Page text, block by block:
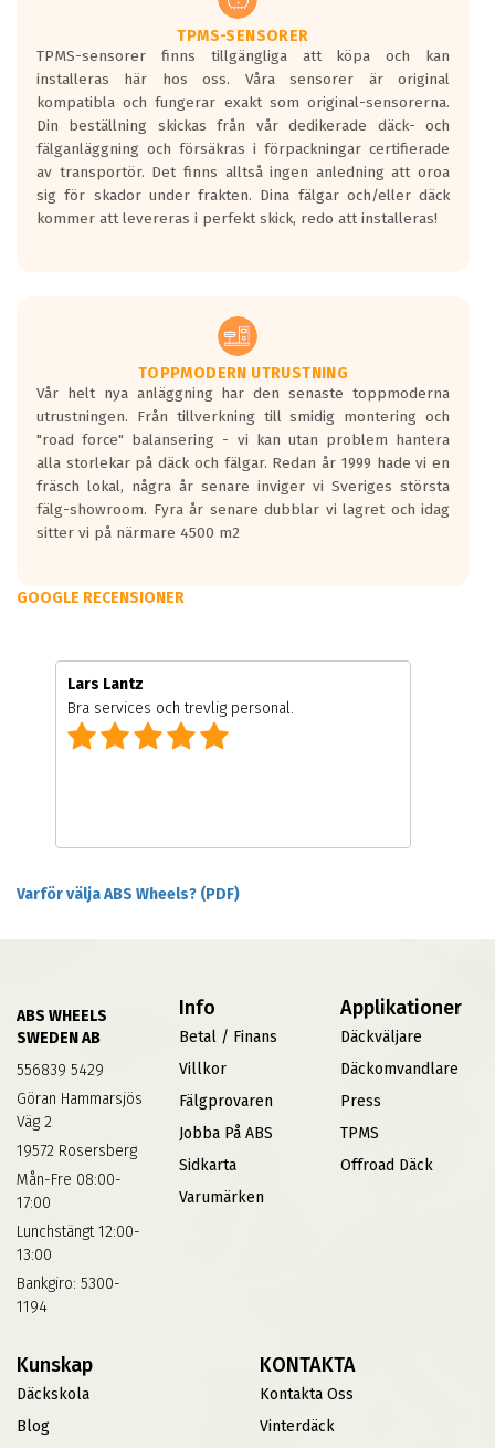
Ett däck med två svarta vågor är redan
godkända för år 2016 nya regelverk.
Ett däck med en svart våg kommer vara
minst tre decibel tystare än det
regelverk som börjar gälla 2016.
TPMS-SENSORER
TPMS-sensorer finns tillgängliga att köpa och kan
installeras här hos oss. Våra sensorer är original
kompatibla och fungerar exakt som original-sensorerna.
Din beställning skickas från vår dedikerade däck- och
fälganläggning och försäkras i förpackningar certifierade
av transportör. Det finns alltså ingen anledning att oroa
sig för skador under frakten. Dina fälgar och/eller däck
kommer att levereras i perfekt skick, redo att installeras!
TOPPMODERN UTRUSTNING
Vår helt nya anläggning har den senaste toppmoderna
utrustningen. Från tillverkning till smidig montering och
"road force" balansering - vi kan utan problem hantera
alla storlekar på däck och fälgar. Redan år 1999 hade vi en
fräsch lokal, några år senare inviger vi Sveriges största
fälg-showroom. Fyra år senare dubblar vi lagret och idag
sitter vi på närmare 4500 m2
GOOGLE RECENSIONER
Lars Lantz
Bra services och trevlig personal.
Varför välja ABS Wheels? (PDF)
ABS WHEELS
SWEDEN AB
556839 5429
Göran Hammarsjös
Väg 2
19572 Rosersberg
Mån-Fre 08:00-
17:00
Lunchstängt 12:00-
13:00
Bankgiro: 5300-
1194
Info
Betal / Finans
Villkor
Fälgprovaren
Jobba På ABS
Sidkarta
Varumärken
Applikationer
Däckväljare
Däckomvandlare
Press
TPMS
Offroad Däck
Kunskap
Däckskola
Blog
KONTAKTA
Kontakta Oss
Vinterdäck